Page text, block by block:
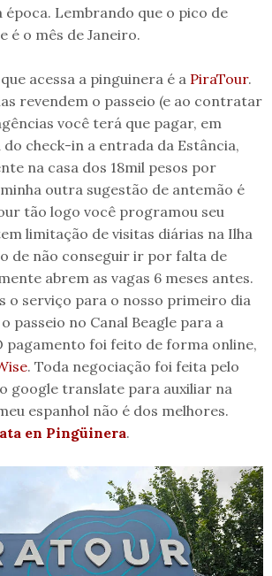
época. Lembrando que o pico de
é o mês de Janeiro.
acessa a pinguinera é a PiraTour.
revendem o passeio (e ao contratar
você terá que pagar, em
check-in a entrada da Estância,
na casa dos 18mil pesos por
outra sugestão de antemão é
tão logo você programou seu
limitação de visitas diárias na Ilha
de não conseguir ir por falta de
abrem as vagas 6 meses antes.
o serviço para o nosso primeiro dia
passeio no Canal Beagle para a
pagamento foi feito de forma online,
. Toda negociação foi feita pelo
google translate para auxiliar na
espanhol não é dos melhores.
en Pingüinera.